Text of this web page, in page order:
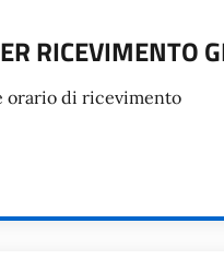
RICEVIMENTO
orario di ricevimento